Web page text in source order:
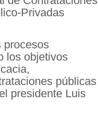
Privadas
procesos
los objetivos
públicas
presidente Luis